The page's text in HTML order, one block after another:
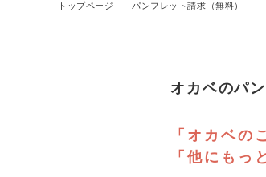
トップページ パンフレット請求（無料）
オカベのパ
「オカベの
「他にもっ